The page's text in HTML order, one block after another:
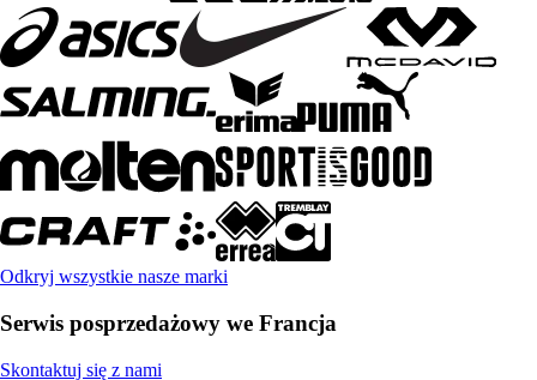
Odkryj wszystkie nasze marki
Serwis posprzedażowy we Francja
Skontaktuj się z nami